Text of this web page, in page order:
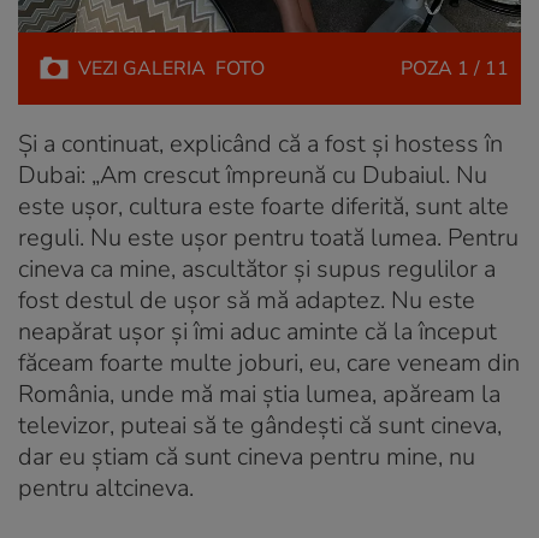
VEZI GALERIA FOTO POZA 1 / 11
Și a continuat, explicând că a fost și hostess în
Dubai: „Am crescut împreună cu Dubaiul. Nu
este ușor, cultura este foarte diferită, sunt alte
reguli. Nu este ușor pentru toată lumea. Pentru
cineva ca mine, ascultător și supus regulilor a
fost destul de ușor să mă adaptez. Nu este
neapărat ușor și îmi aduc aminte că la început
făceam foarte multe joburi, eu, care veneam din
România, unde mă mai știa lumea, apăream la
televizor, puteai să te gândești că sunt cineva,
dar eu știam că sunt cineva pentru mine, nu
pentru altcineva.